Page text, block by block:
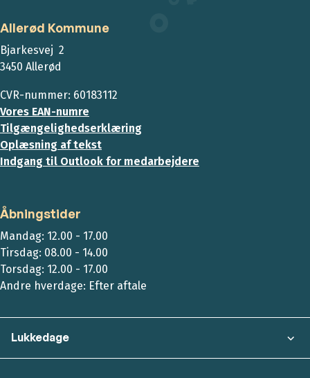
Allerød Kommune
Bjarkesvej 2
3450 Allerød
CVR-nummer: 60183112
Vores EAN-numre
Tilgængelighedserklæring
Oplæsning af tekst
Indgang til Outlook for medarbejdere
Åbningstider
Mandag: 12.00 - 17.00
Tirsdag: 08.00 - 14.00
Torsdag: 12.00 - 17.00
Andre hverdage: Efter aftale
Lukkedage